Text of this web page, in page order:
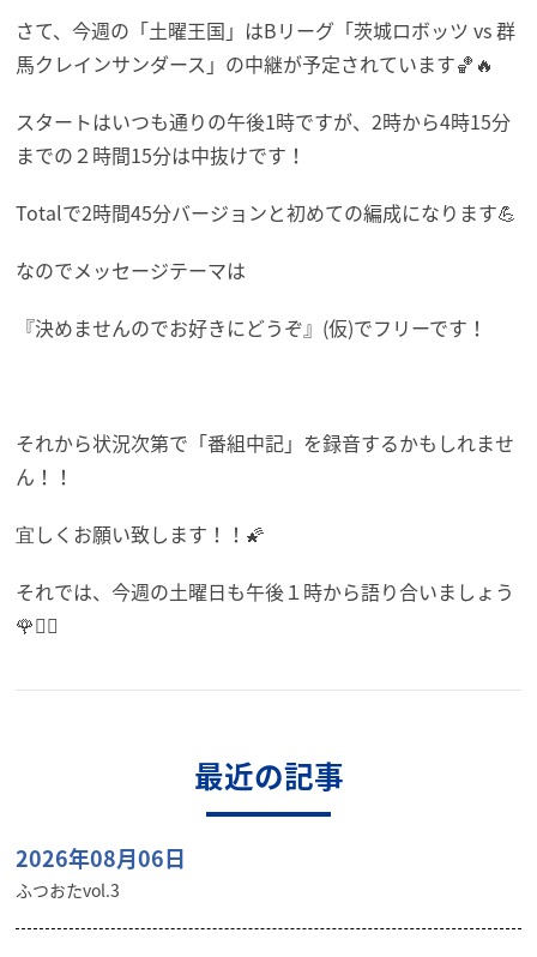
さて、今週の「土曜王国」はBリーグ「茨城ロボッツ vs 群
馬クレインサンダース」の中継が予定されています🏀🔥
スタートはいつも通りの午後1時ですが、2時から4時15分
までの２時間15分は中抜けです！
Totalで2時間45分バージョンと初めての編成になります💪
なのでメッセージテーマは
『決めませんのでお好きにどうぞ』(仮)でフリーです！
それから状況次第で「番組中記」を録音するかもしれませ
ん！！
宜しくお願い致します！！🌠
それでは、今週の土曜日も午後１時から語り合いましょう
🌹👯‍♂️
最近の記事
2026年08月06日
ふつおたvol.3